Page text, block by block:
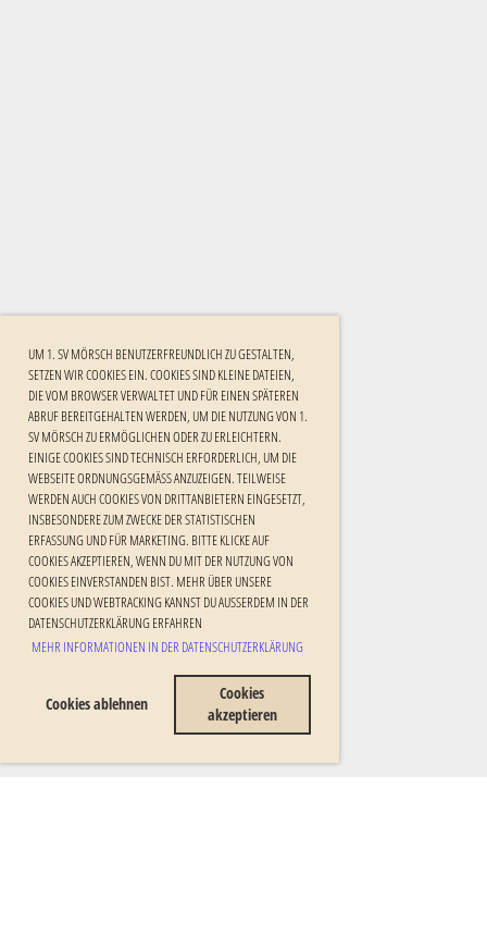
UM 1. SV MÖRSCH BENUTZERFREUNDLICH ZU GESTALTEN,
SETZEN WIR COOKIES EIN. COOKIES SIND KLEINE DATEIEN,
DIE VOM BROWSER VERWALTET UND FÜR EINEN SPÄTEREN
ABRUF BEREITGEHALTEN WERDEN, UM DIE NUTZUNG VON 1.
SV MÖRSCH ZU ERMÖGLICHEN ODER ZU ERLEICHTERN.
EINIGE COOKIES SIND TECHNISCH ERFORDERLICH, UM DIE
WEBSEITE ORDNUNGSGEMÄSS ANZUZEIGEN. TEILWEISE W
ERDEN AUCH COOKIES VON DRITTANBIETERN EINGESETZT, I
NSBESONDERE ZUM ZWECKE DER STATISTISCHEN E
RFASSUNG UND FÜR MARKETING. BITTE KLICKE AUF C
OOKIES AKZEPTIEREN, WENN DU MIT DER NUTZUNG VON C
OOKIES EINVERSTANDEN BIST. MEHR ÜBER UNSERE C
OOKIES UND WEBTRACKING KANNST DU AUSSERDEM IN DER DA
TENSCHUTZERKLÄRUNG ERFAHREN
MEHR INFORMATIONEN IN DER DATENSCHUTZERKLÄRUNG
Cookies ablehnen
Cookies
akzeptieren